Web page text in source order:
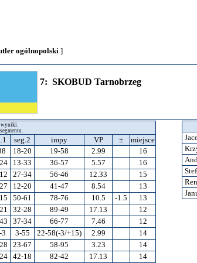
ogólnopolski]
7: SKOBUD Tarnobrzeg
wyniki.
seg.2 impy VP ±
miejsce
18-20 19-58 2.99
16
13-33 36-57 5.57
16
27-34 56-46 12.33
15
12-20 41-47 8.54
13
50-61 78-76 10.5 -1.5
13
32-28 89-49 17.13
12
37-34 66-77 7.46
12
3 3-55 22-58(-3/+15) 2.99
14
23-67 58-95 3.23
14
42-18 82-42 17.13
14